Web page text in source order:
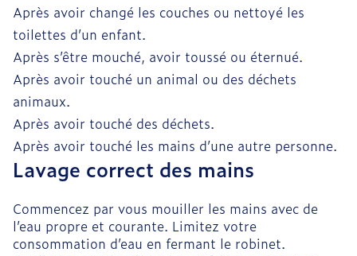
Après avoir changé les couches ou nettoyé les
toilettes d’un enfant.
Après s’être mouché, avoir toussé ou éternué.
Après avoir touché un animal ou des déchets
animaux.
Après avoir touché des déchets.
Après avoir touché les mains d’une autre personne.
Lavage correct des mains
Commencez par vous mouiller les mains avec de
l’eau propre et courante. Limitez votre
consommation d’eau en fermant le robinet.